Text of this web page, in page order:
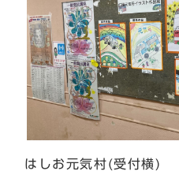
はしお元気村(受付横)